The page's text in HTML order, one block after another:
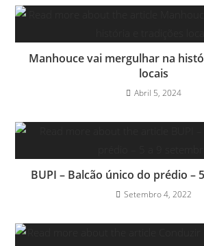
Manhouce vai mergulhar na
locais
Abril 5, 2024
BUPI – Balcão único do prédio –
Setembro 4, 2022